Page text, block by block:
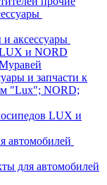
аксессуары
LUX и NORD
и запчасти к
"Lux"; NORD;
LUX и
автомобилей
для автомобилей